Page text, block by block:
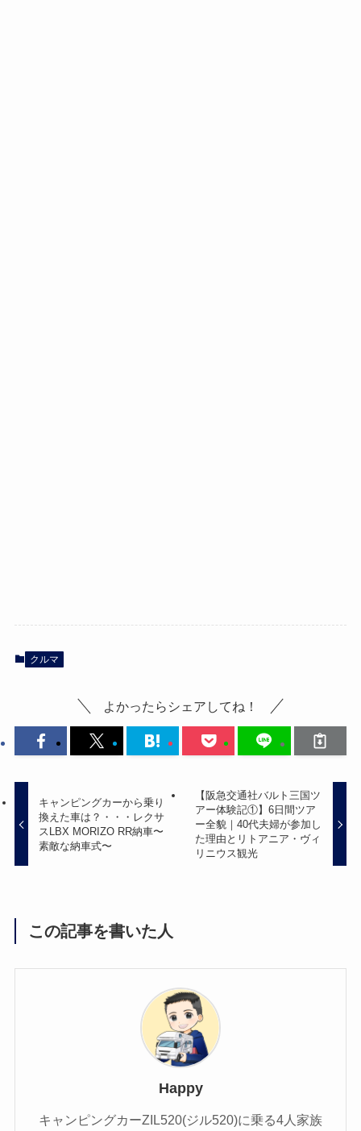
クルマ
よかったらシェアしてね！
キャンピングカーから乗り
換えた車は？・・・レクサ
スLBX MORIZO RR納車〜
素敵な納車式〜
【阪急交通社バルト三国ツ
アー体験記①】6日間ツア
ー全貌｜40代夫婦が参加し
た理由とリトアニア・ヴィ
リニウス観光
この記事を書いた人
Happy
キャンピングカーZIL520(ジル520)に乗る4人家族